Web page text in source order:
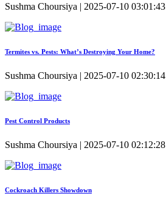
Sushma Choursiya | 2025-07-10 03:01:43
Termites vs. Pests: What’s Destroying Your Home?
Sushma Choursiya | 2025-07-10 02:30:14
Pest Control Products
Sushma Choursiya | 2025-07-10 02:12:28
Cockroach Killers Showdown